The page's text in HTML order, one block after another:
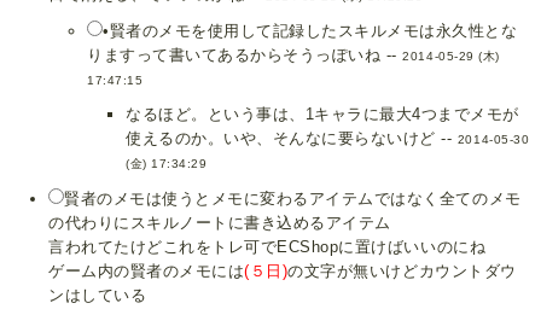
•賢者のメモを使用して記録したスキルメモは永久性とな
りますって書いてあるからそうっぽいね --2014-05-29 (木)
17:47:15
なるほど。という事は、1キャラに最大4つまでメモが
使えるのか。いや、そんなに要らないけど -- 2014-05-30
(金) 17:34:29
賢者のメモは使うとメモに変わるアイテムではなく全てのメモ
の代わりにスキルノートに書き込めるアイテム
言われてたけどこれをトレ可でECShopに置けばいいのにね
ゲーム内の賢者のメモには(５日)の文字が無いけどカウントダウ
ンはしている